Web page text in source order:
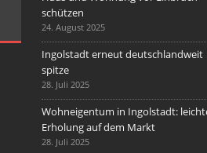
schützen
24. August 2025
Ingolstadt erneut deutschlandweit
spitze
28. Juli 2025
Wohneigentum in Ingolstadt:
Erholung auf dem Markt
28. Juli 2025